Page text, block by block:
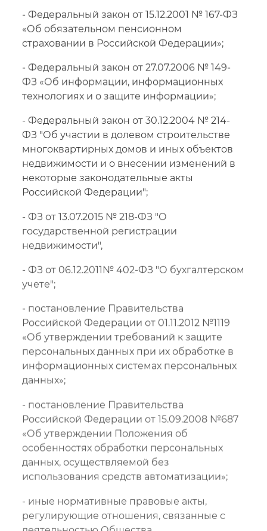
- Федеральный закон от 15.12.2001 № 167-ФЗ
«Об обязательном пенсионном
страховании в Российской Федерации»;
- Федеральный закон от 27.07.2006 № 149-
ФЗ «Об информации, информационных
технологиях и о защите информации»;
- Федеральный закон от 30.12.2004 № 214-
ФЗ "Об участии в долевом строительстве
многоквартирных домов и иных объектов
недвижимости и о внесении изменений в
некоторые законодательные акты
Российской Федерации";
- ФЗ от 13.07.2015 № 218-ФЗ "О
государственной регистрации
недвижимости",
- ФЗ от 06.12.2011№ 402-ФЗ "О бухгалтерском
учете";
- постановление Правительства
Российской Федерации от 01.11.2012 №1119
«Об утверждении требований к защите
персональных данных при их обработке в
информационных системах персональных
данных»;
- постановление Правительства
Российской Федерации от 15.09.2008 №687
«Об утверждении Положения об
особенностях обработки персональных
данных, осуществляемой без
использования средств автоматизации»;
- иные нормативные правовые акты,
регулирующие отношения, связанные с